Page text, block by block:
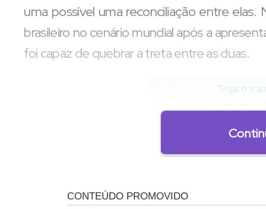
uma possível uma reconciliação entre
brasileiro no cenário mundial após a
foi capaz de quebrar a treta entre as duas.
Siga o